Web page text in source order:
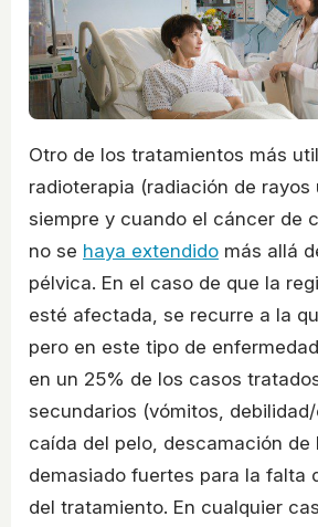
Otro de los tratamientos más
radioterapia (radiación de rayos
siempre y cuando el cáncer de
no se haya extendido más allá
pélvica. En el caso de que la
esté afectada, se recurre a la
pero en este tipo de
en un 25% de los casos
secundarios (vómitos,
caída del pelo, descamación de
demasiado fuertes para la falta
del tratamiento. En cualquier